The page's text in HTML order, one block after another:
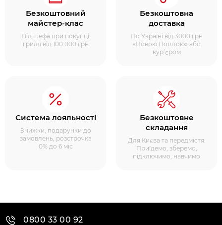
Безкоштовний
майстер-клас
Від шефа при покупці
гриля від 100 000 грн
Безкоштовна
доставка
По Україні від 3000 грн
«Новою Поштою» або
кур’єром
Система лояльності
Знижки, подарунки до
замовлень, розстрочка
0% до 6 міс
Безкоштовне
складання
Для Києва та передмістя.
Приїдемо, зберемо,
підключимо, навчимо
0800 33 00 92